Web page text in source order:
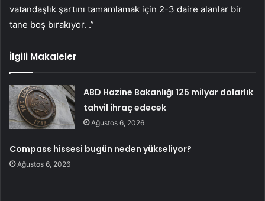
vatandaşlık şartını tamamlamak için 2-3 daire alanlar bir
tane boş bırakıyor. .”
İlgili Makaleler
ABD Hazine Bakanlığı 125 milyar dolarlık
tahvil ihraç edecek
Ağustos 6, 2026
Compass hissesi bugün neden yükseliyor?
Ağustos 6, 2026